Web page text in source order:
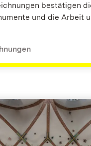
bestätigen
und die Arbeit